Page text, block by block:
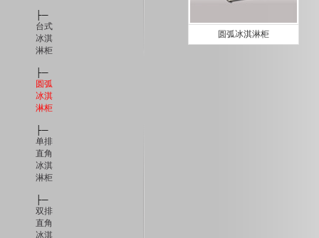
├─
台式
冰淇
淋柜
├─
圆弧
冰淇
淋柜
├─
单排
直角
冰淇
淋柜
├─
双排
直角
冰淇
圆弧冰淇淋柜